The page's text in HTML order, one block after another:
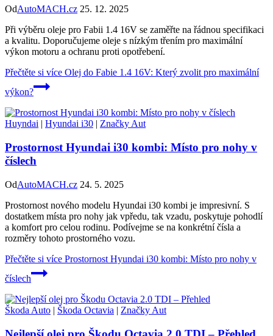
OdAutoMACH.cz 25. 12. 2025
Při výběru oleje pro Fabii 1.4 16V se zaměřte na řádnou specifikaci
a kvalitu. Doporučujeme oleje s nízkým třením pro maximální
výkon motoru a ochranu proti opotřebení.
Přečtěte si více Olej do Fabie 1.4 16V: Který zvolit pro maximální
výkon?
Huyndai | Hyundai i30 | Značky Aut
Prostornost Hyundai i30 kombi: Místo pro nohy v
číslech
OdAutoMACH.cz 24. 5. 2025
Prostornost nového modelu Hyundai i30 kombi je impresivní. S
dostatkem místa pro nohy jak vpředu, tak vzadu, poskytuje pohodlí
a komfort pro celou rodinu. Podívejme se na konkrétní čísla a
rozměry tohoto prostorného vozu.
Přečtěte si více Prostornost Hyundai i30 kombi: Místo pro nohy v
číslech
Škoda Auto | Škoda Octavia | Značky Aut